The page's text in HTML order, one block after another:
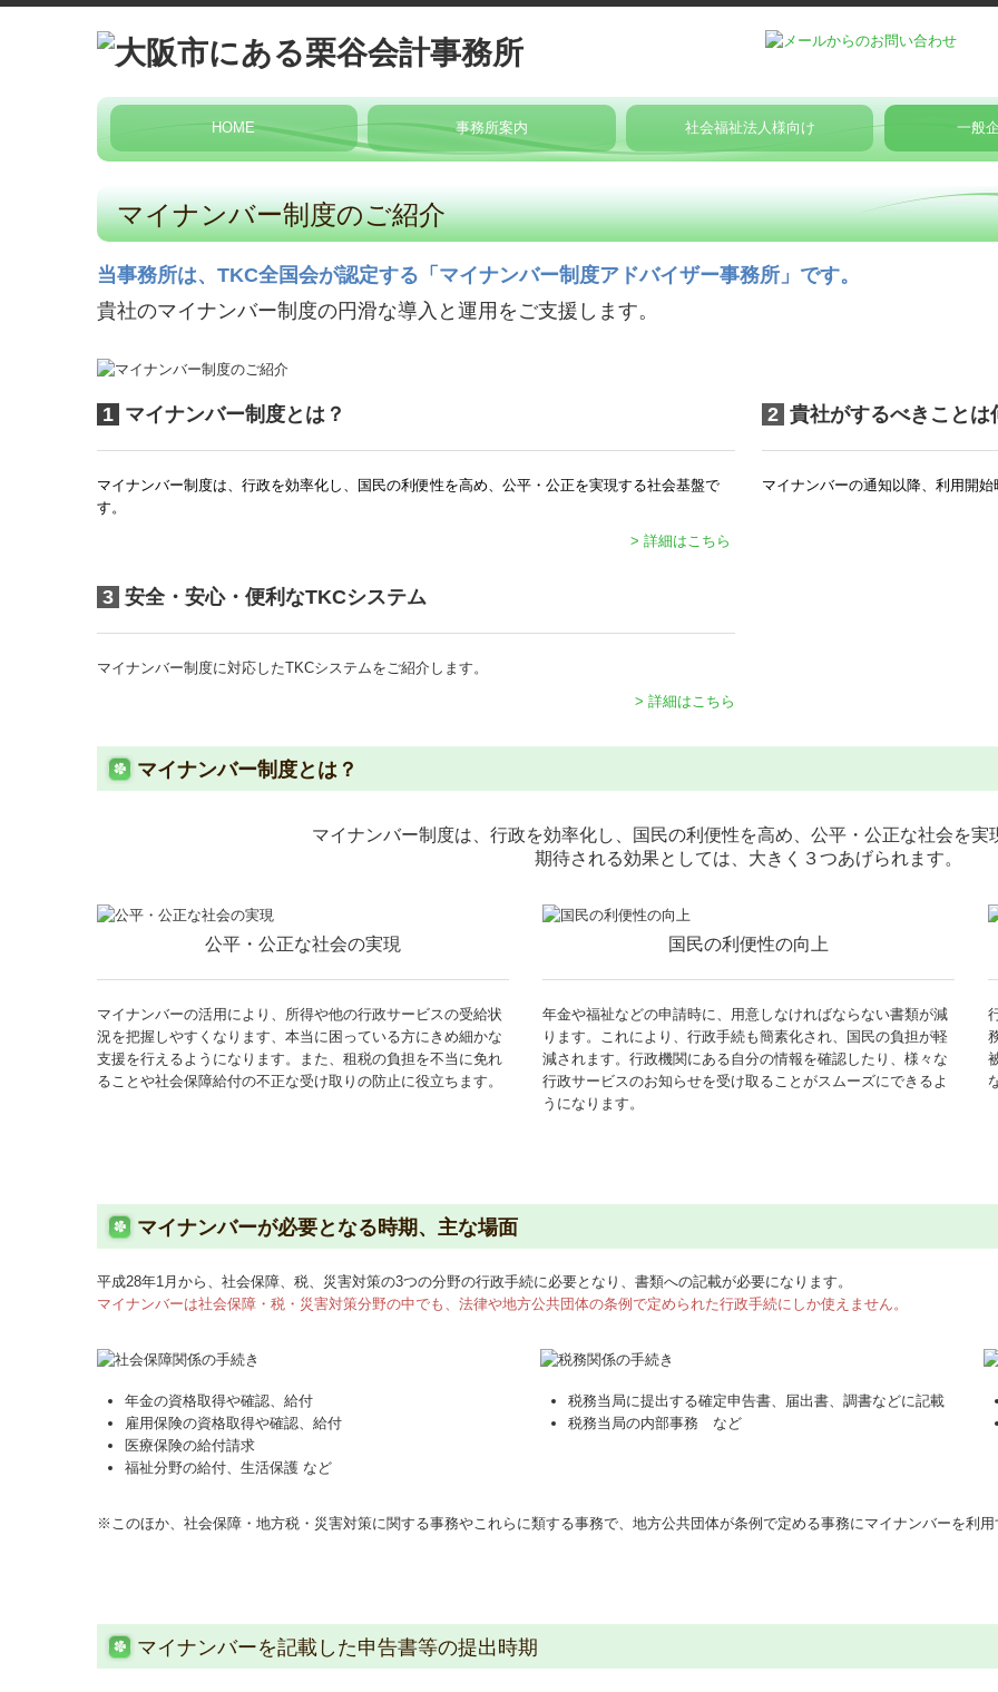
HOME 事務所案内 社会福祉法人様向け 一般
マイナンバー制度のご紹介
当事務所は、TKC全国会が認定する「 マイナンバー制度アドバイザー事務所」 です。
貴社のマイナンバー制度の円滑な導入と運用をご支援します。
1 マイナンバー制度とは？
マイナンバー制度は、行政を効率化し、国民の利便性を高め、公平・公正を実現する社会基盤で
す。
> 詳細はこちら
2 貴社がするべきことは
マイナンバーの通知以降、利用開
3 安全・安心・便利なTKCシステム
マイナンバー制度に対応したTKCシステムをご紹介します。
> 詳細はこちら
マイナンバー制度とは？
マイナンバー制度は、行政を効率化し、国民の利便性を高め、公平・公正な社会を実
期待される効果としては、大きく３つあげられます。
公平・公正な社会の実現
マイナンバーの活用により、所得や他の行政サービスの受給状
況を把握しやすくなります、本当に困っている方にきめ細かな
支援を行えるようになります。また、租税の負担を不当に免れ
ることや社会保障給付の不正な受け取りの防止に役立ちます。
国民の利便性の向上
年金や福祉などの申請時に、用意しなければならない書類が減
ります。これにより、行政手続も簡素化され、国民の負担が軽
減されます。行政機関にある自分の情報を確認したり、様々な
行政サービスのお知らせを受け取ることがスムーズにできるよ
うになります。
マイナンバーが必要となる時期、主な場面
平成28年1月から、社会保障、税、災害対策の3つの分野の行政手続に必要となり、書類への記載が必要になります。
マイナンバーは社会保障・税・災害対策分野の中でも、法律や地方公共団体の条例で定められた行政手続にしか使えません。
年金の資格取得や確認、給付
雇用保険の資格取得や確認、給付
医療保険の給付請求
福祉分野の給付、生活保護 など
税務当局に提出する確定申告書、届出書、調書などに記載
税務当局の内部事務 など
※このほか、社会保障・地方税・災害対策に関する事務やこれらに類する事務で、地方公共団体が条例で定める事務にマイナンバーを利
マイナンバーを記載した申告書等の提出時期